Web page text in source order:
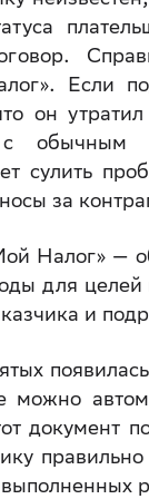
Если
он
с обычным
сулить
за
Налог» —
для
и
можно
документ